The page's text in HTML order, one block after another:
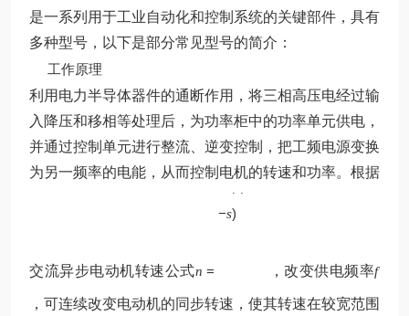
是一系列用于工业自动化和控制系统的关键部件，具有
多种型号，以下是部分常见型号的简介：
工作原理
利用电力半导体器件的通断作用，将三相高压电经过输
入降压和移相等处理后，为功率柜中的功率单元供电，
并通过控制单元进行整流、逆变控制，把工频电源变换
为另一频率的电能，从而控制电机的转速和功率。根据
交流异步电动机转速公式n =
p
−s)
，改变供电频率f
，可连续改变电动机的同步转速，使其转速在较宽范围